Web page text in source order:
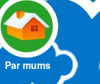
Par mums